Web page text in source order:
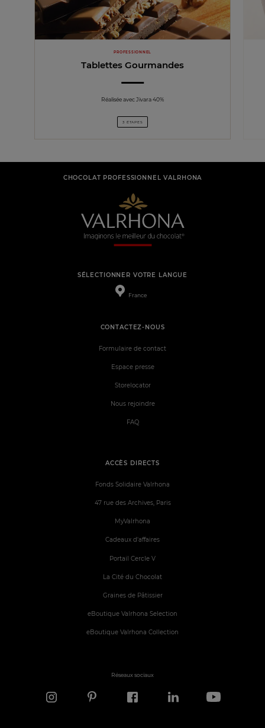
PROFESSIONNEL
Tablettes Gourmandes
Réalisée avec Jivara 40%
3 ÉTAPES
CHOCOLAT PROFESSIONNEL VALRHONA
SÉLECTIONNER VOTRE LANGUE
France
ACCÈS DIRECTS
Fonds Solidaire Valrhona
47 rue des Archives, Paris
MyValrhona
Cadeaux d'affaires
Portail Cercle V
La Cité du Chocolat
Graines de Pâtissier
eBoutique Valrhona Selection
eBoutique Valrhona Collection
CONTACTEZ-NOUS
Formulaire de contact
Espace presse
Storelocator
Nous rejoindre
FAQ
Réseaux sociaux